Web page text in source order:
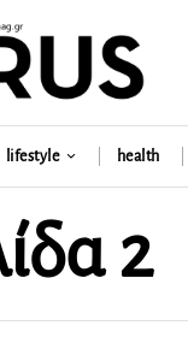
lifestyle health
2